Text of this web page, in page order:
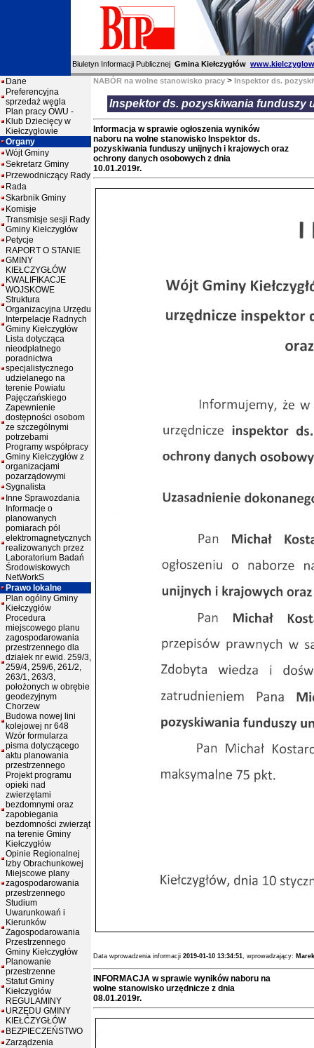
Biuletyn Informacji Publicznej Gmina Kiełczygłów
Dane
Preferencyjna
sprzedaż węgla
Plan pracy OWU -
Klub Dziecięcy w
Kiełczygłowie
Organy
Wójt Gminy
Sekretarz Gminy
Przewodniczący Rady
Rada
Skarbnik Gminy
Komisje
Transmisje sesji Rady
Gminy Kiełczygłów
Petycje
RAPORT O STANIE
GMINY
KIEŁCZYGŁÓW
KWALIFIKACJE
WOJSKOWE
Struktura
Organizacyjna Urzędu
Interpelacje Radnych
Gminy Kiełczygłów
Lista dotycząca
nieodpłatnego
poradnictwa
specjalistycznego
udzielanego na
terenie Powiatu
Pajęczańskiego
Zapewnienie
dostępności osobom
ze szczególnymi
potrzebami
Programy współpracy
Gminy Kiełczygłów z
organizacjami
pozarządowymi
Sygnalista
Inne Sprawozdania
Informacje o
planowanych
pomiarach pól
elektromagnetycznych
realizowanych przez
Laboratorium Badań
Środowiskowych
NetWorkS
Prawo lokalne
Plan ogólny Gminy
Kiełczygłów
Procedura
miejscowego planu
zagospodarowania
przestrzennego dla
działek nr ewid. 259/3,
259/4, 259/6, 261/2,
263/1, 263/3,
położonych w obrębie
geodezyjnym
Chorzew
Budowa nowej lini
kolejowej nr 648
Wzór formularza
pisma dotyczącego
aktu planowania
przestrzennego
Projekt programu
opieki nad
zwierzętami
bezdomnymi oraz
zapobiegania
bezdomności zwierząt
na terenie Gminy
Kiełczygłów
Opinie Regionalnej
Izby Obrachunkowej
Miejscowe plany
zagospodarowania
przestrzennego
Studium
Uwarunkowań i
Kierunków
Zagospodarowania
Przestrzennego
Gminy Kiełczygłów
Planowanie
przestrzenne
Statut Gminy
Kiełczygłów
REGULAMINY
URZĘDU GMINY
KIEŁCZYGŁÓW
BEZPIECZEŃSTWO
Zarządzenia
NABÓR na wolne stanowisko pracy > Inspektor ds.
Inspektor ds. pozyskiwania funduszy
Informacja w sprawie ogłoszenia wyników
naboru na wolne stanowisko Inspektor ds.
pozyskiwania funduszy unijnych i krajowych oraz
ochrony danych osobowych z dnia
10.01.2019r.
Data wprowadzenia informacji 2019-01-10 13:34:51, wprowadzający:
INFORMACJA w sprawie wyników naboru na
wolne stanowisko urzędnicze z dnia
08.01.2019r.